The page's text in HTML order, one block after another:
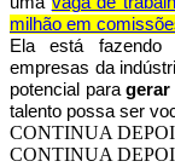
milhão em
Ela está
empresas da
potencial paragerar
talento possa ser
CONTINUA
CONTINUA